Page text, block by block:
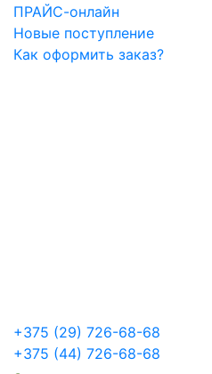
ПРАЙС-онлайн
Новые поступление
Как оформить заказ?
+375 (29) 726-68-68
+375 (44) 726-68-68